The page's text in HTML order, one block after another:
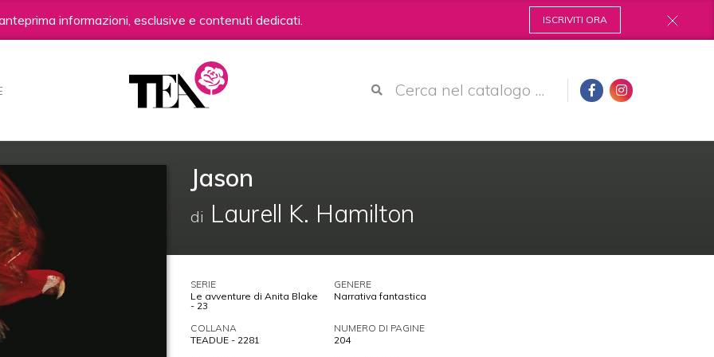
informazioni, esclusive e contenuti dedicati. ISCRIVITI ORA
Jason
di Laurell K. Hamilton
SERIE
Le avventure di Anita Blake
- 23
GENERE
Narrativa fantastica
COLLANA
TEADUE - 2281
NUMERO DI PAGINE
204